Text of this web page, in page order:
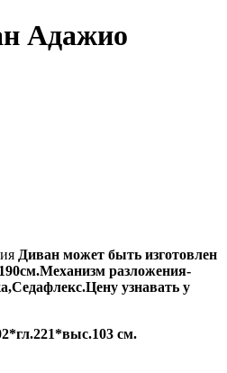
Адажио
Диван может быть изготовлен
разложения-
узнавать у
см.